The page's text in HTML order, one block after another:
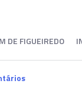
DE FIGUEIREDO